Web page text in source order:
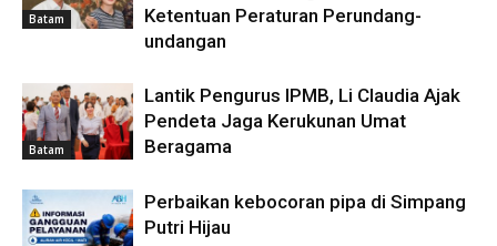
Batam
Ketentuan Peraturan Perundang-
undangan
Batam
Lantik Pengurus IPMB, Li Claudia Ajak
Pendeta Jaga Kerukunan Umat
Beragama
Perbaikan kebocoran pipa di Simpang
Putri Hijau